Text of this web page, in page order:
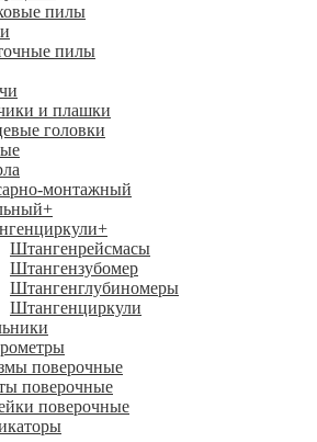
пилы
пилы
и плашки
головки
монтажный
+
+
Штангенрейсмасы
Штангензубомер
Штангенглубиномеры
Штангенциркули
поверочные
поверочные
поверочные